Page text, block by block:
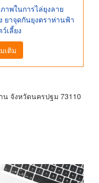
าพในการไล่ยุงลาย
ยาจุดกันยุงตราห่านฟ้า
เลี้ยง
เติม
น จังหวัดนครปฐม 73110